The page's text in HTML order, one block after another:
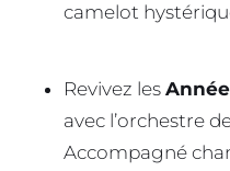
camelot
Revivez les
avec l’orchestre
Accompagné